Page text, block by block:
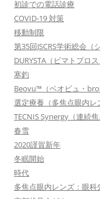
初診での電話診療
COVID-19 対策
移動制限
第35回JSCRS学術総会（
DURYSTA（ビマトプロ
寒釣
Beovu™（ベオビュ・
選定療養（多焦点眼内レ
TECNIS Synergy（連続
春雪
2020謹賀新年
冬眠開始
時代
多焦点眼内レンズ：眼